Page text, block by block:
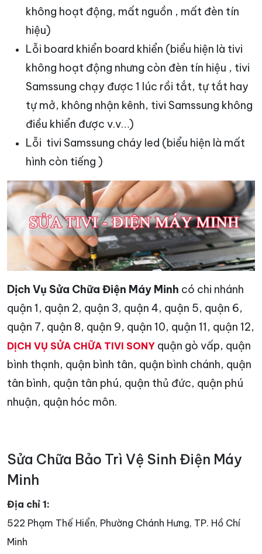
không hoạt động, mất nguồn , mất đèn tín
hiệu)
Lỗi board khiển board khiển (biểu hiện là tivi
không hoạt động nhưng còn đèn tín hiệu , tivi
Samssung chạy được 1 lúc rồi tắt, tự tắt hay
tự mở, không nhận kênh, tivi Samssung không
điều khiển được v.v…)
Lỗi tivi Samssung cháy led (biểu hiện là mất
hình còn tiếng )
Dịch Vụ Sửa Chữa Điện Máy Minh có chi nhánh
quận 1, quận 2, quận 3, quận 4, quận 5, quận 6,
quận 7, quận 8, quận 9, quận 10, quận 11, quận 12,
DỊCH VỤ SỬA CHỮA TIVI SONY quận gò vấp, quận
bình thạnh, quận bình tân, quận bình chánh, quận
tân bình, quận tân phú, quận thủ đức, quận phú
nhuận, quận hóc môn.
Sửa Chữa Bảo Trì Vệ Sinh Điện Máy
Minh
Địa chỉ 1:
522 Phạm Thế Hiển, Phường Chánh Hưng, TP. Hồ Chí
Minh